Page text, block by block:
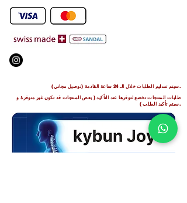
سيتم تسليم الطلبات خلال الـ 24 ساعة القادمة (توصيل مجاني).
طلبات المنتجات تخضع لتوفرها عند التأكيد ( بعض المنتجات قد تكون غير متوفرة و
سيتم تأكيد الطلب).